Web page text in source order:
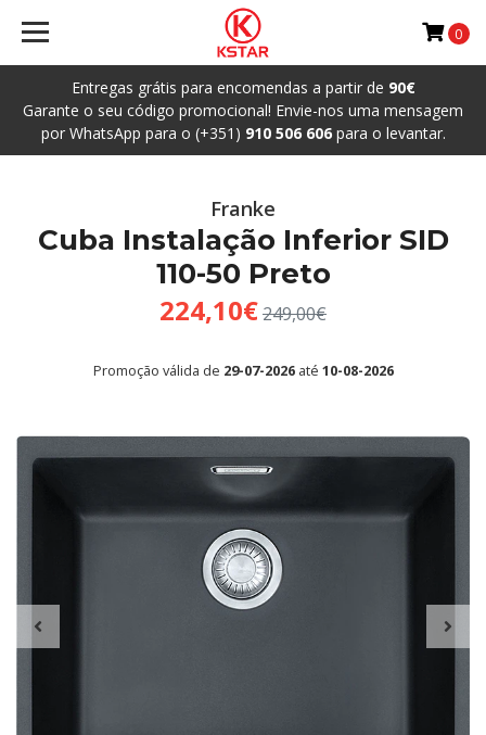
Entregas grátis para encomendas a partir de 90€
Garante o seu código promocional! Envie-nos uma mensagem
por WhatsApp para o (+351) 910 506 606para o levantar.
0
Franke
Cuba Instalação Inferior SID
110-50 Preto
224,10€249,00€
Promoção válida de 29-07-2026até 10-08-2026